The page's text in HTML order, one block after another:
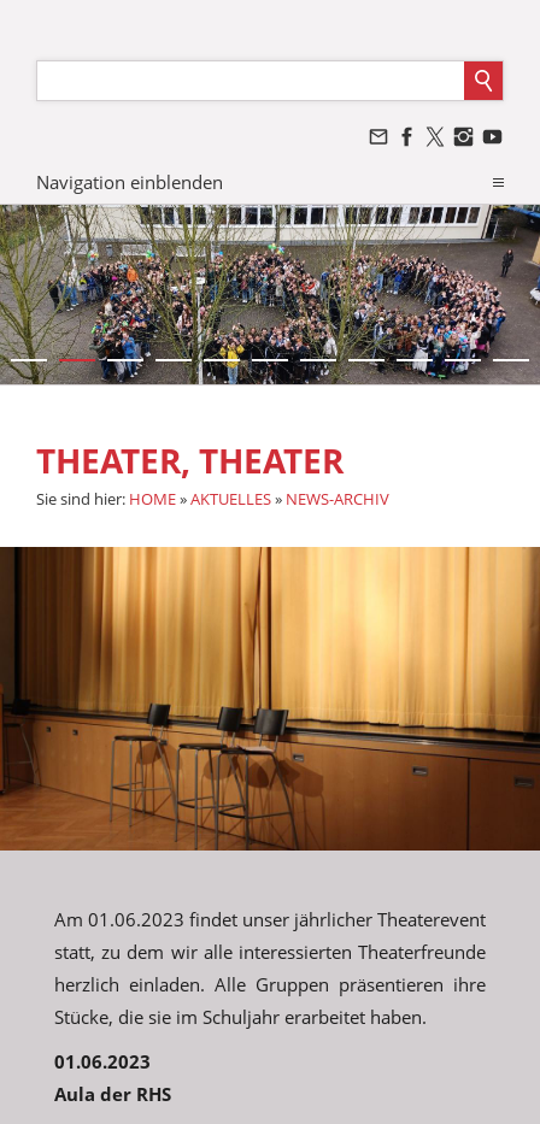
Navigation einblenden
THEATER, THEATER
Sie sind hier: HOME»AKTUELLES» NEWS-ARCHIV
Am 01.06.2023 findet unser jährlicher Theaterevent
statt, zu dem wir alle interessierten Theaterfreunde
herzlich einladen. Alle Gruppen präsentieren ihre
Stücke, die sie im Schuljahr erarbeitet haben.
01.06.2023
Aula der RHS